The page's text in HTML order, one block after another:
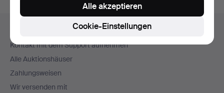
Fußzeilen-
Navigation
Kontakt mit dem Support aufnehmen
Alle Auktionshäuser
Zahlungsweisen
Wir versenden mit
Cookie-Einstellungen
Alle akzeptieren